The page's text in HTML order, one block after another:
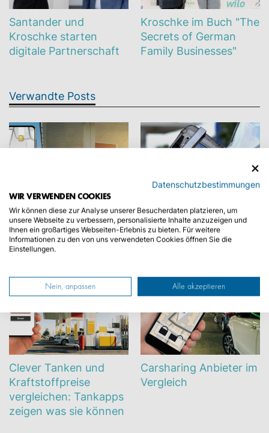
Santander und
Kroschke starten
digitale Partnerschaft
Kroschke im Buch "The
Secrets of German
Family Businesses"
Verwandte Posts
An der Tankstelle per
App bezahlen
Autofahren mit Gas -
umweltschonend und
Clever Tanken und
Kraftstoffpreise
vergleichen: Tankapps
zeigen was sie können
Carsharing Anbieter im
Vergleich
Datenschutzbestimmungen
WIR VERWENDEN COOKIES
Wir können diese zur Analyse unserer Besucherdaten platzieren, um
unsere Webseite zu verbessern, personalisierte Inhalte anzuzeigen und
Ihnen ein großartiges Webseiten-Erlebnis zu bieten. Für weitere
Informationen zu den von uns verwendeten Cookies öffnen Sie die
Einstellungen.
Nein, anpassen Alle akzeptieren